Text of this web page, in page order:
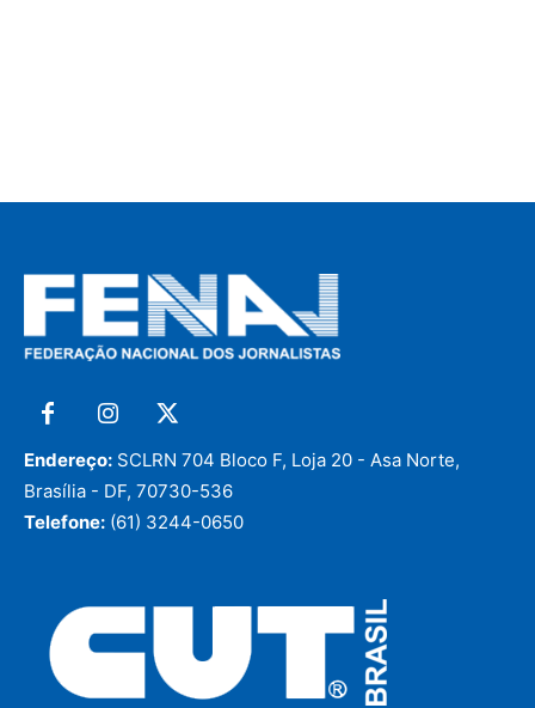
Endereço: SCLRN 704 Bloco F, Loja 20 - Asa Norte,
Brasília - DF, 70730-536
Telefone: (61) 3244-0650